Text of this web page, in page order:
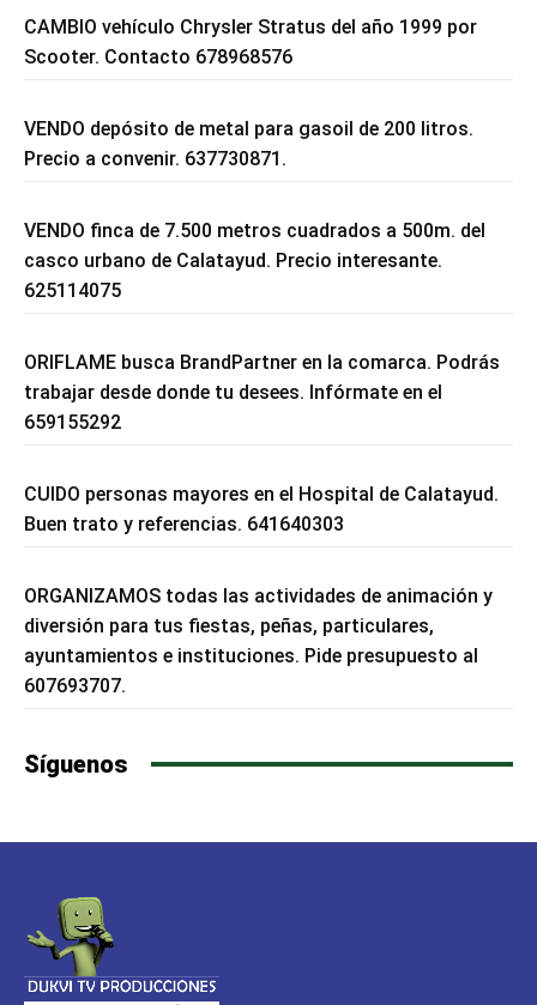
CAMBIO vehículo Chrysler Stratus del año 1999 por
Scooter. Contacto 678968576
VENDO depósito de metal para gasoil de 200 litros.
Precio a convenir. 637730871.
VENDO finca de 7.500 metros cuadrados a 500m. del
casco urbano de Calatayud. Precio interesante.
625114075
ORIFLAME busca BrandPartner en la comarca. Podrás
trabajar desde donde tu desees. Infórmate en el
659155292
CUIDO personas mayores en el Hospital de Calatayud.
Buen trato y referencias. 641640303
ORGANIZAMOS todas las actividades de animación y
diversión para tus fiestas, peñas, particulares,
ayuntamientos e instituciones. Pide presupuesto al
607693707.
Síguenos